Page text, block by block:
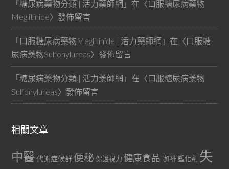
「糖尿病藥物分類 | 活力藥師網 」在〈口服糖尿病藥物
Meglitinide〉發佈留言
「口服糖尿病藥物Meglitinide | 活力藥師網 」在〈口服糖
尿病藥物Sulfonylureas〉發佈留言
「糖尿病藥物分類 | 活力藥師網 」在〈口服糖尿病藥物
Sulfonylureas〉發佈留言
相關文章
中醫代謝症候群 便秘 保護視力 健康食品 咖啡 塑化劑 失